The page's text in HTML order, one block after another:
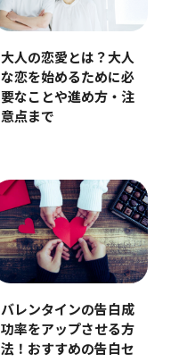
大人の恋愛とは？大人
な恋を始めるために必
要なことや進め方・注
意点まで
バレンタインの告白成
功率をアップさせる方
法！おすすめの告白セ